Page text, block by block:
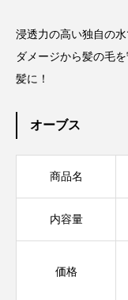
浸透力の高い独自の
ダメージから髪の毛
髪に！
オーブス
商品名
内容量
価格